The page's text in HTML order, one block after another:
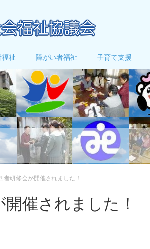
福祉 障がい者福祉 子育て支援
者研修会が開催されました！
催されました！